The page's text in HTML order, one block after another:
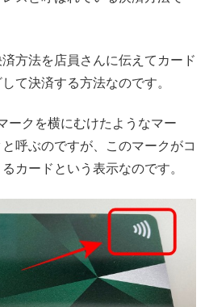
済方法を店員さんに伝えてカード
て決済する方法なのです。
ークを横にむけたようなマー
呼ぶのですが、このマークがコ
カードという表示なのです。